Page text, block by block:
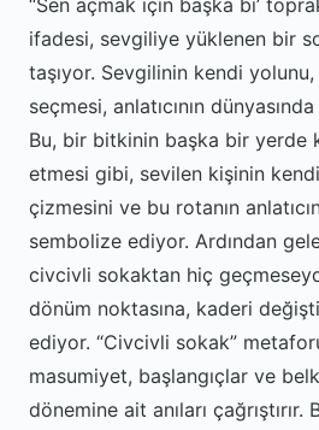
“Sen açmak için başka bi’
ifadesi, sevgiliye yüklenen bir
taşıyor. Sevgilinin kendi yolunu,
seçmesi, anlatıcının
Bu, bir bitkinin başka bir yerde
etmesi gibi, sevilen kişinin kendi
çizmesini ve bu rotanın
sembolize ediyor. Ardından
civcivli sokaktan hiç
dönüm noktasına, kaderi
ediyor. “Civcivli sokak”
masumiyet, başlangıçlar ve
dönemine ait anıları